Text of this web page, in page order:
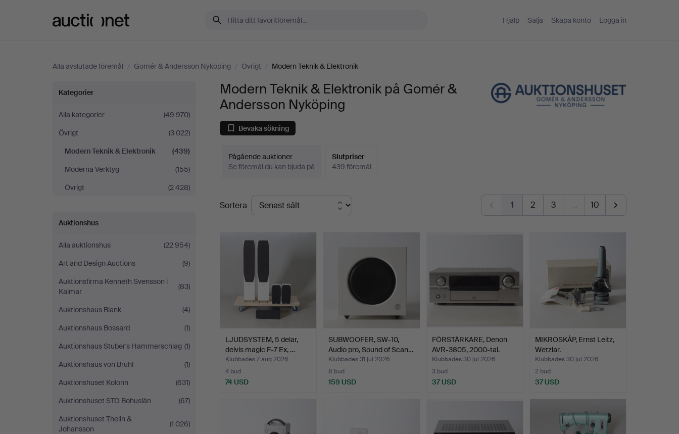
Hjälp Sälja Skapa konto Logga in
Alla avslutade föremål / Gomér & Andersson Nyköping / Övrigt / Modern Teknik & Elektronik
Modern
Teknik
&
Elektronik
på
Gomér
&
Andersson
Nyköping
Kategorier
Alla kategorier
(49 970)
Övrigt
(3 022)
Modern Teknik & Elektronik
(439)
Moderna Verktyg
(155)
Övrigt
(2 428)
Auktionshus
Alla auktionshus
(22 954)
Art and Design Auctions
(9)
Auktionsfirma Kenneth Svensson i
Kalmar
(83)
Auktionshaus Blank
(4)
Auktionshaus Bossard
(1)
Auktionshaus Stuber's Hammerschlag (1)
Auktionshaus von Brühl
(1)
Auktionshuset Kolonn
(631)
Auktionshuset STO Bohuslän
(67)
Auktionshuset Thelin &
Johansson
(1 026)
Modern Teknik & Elektronik på Gomér &
Andersson Nyköping
Bevaka sökning
Pågående auktioner
Se föremål du kan bjuda på
Slutpriser
439 föremål
Slutpriser
Sortera 1 2 3 … 10
LJUDSYSTEM, 5 delar,
delvis magic F-7 Ex, …
Klubbades 7 aug 2026
4 bud
74 USD
SUBWOOFER, SW-10,
Audio pro, Sound of Scan…
Klubbades 31 jul 2026
8 bud
159 USD
FÖRSTÄRKARE, Denon
AVR-3805, 2000-tal.
Klubbades 30 jul 2026
3 bud
37 USD
MIKROSKÅP, Ernst Leitz,
Wetzlar.
Klubbades 30 jul 2026
2 bud
37 USD